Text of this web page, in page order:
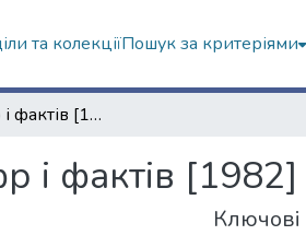
та колекціїПошук за критеріями
Мовою цифр і фактів [1982]
і фактів [1982]
Ключові